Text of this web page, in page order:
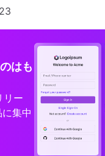
はも
リー
集中